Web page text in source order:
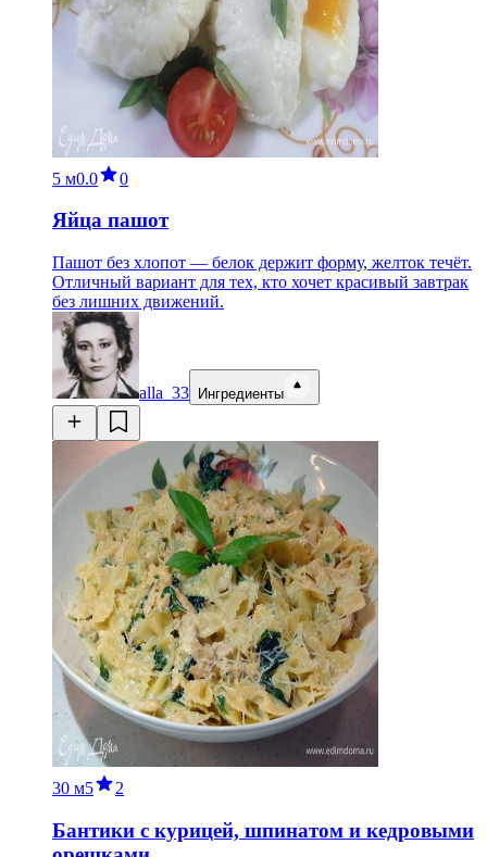
5 м0.0 0
Яйца пашот
Пашот без хлопот — белок держит форму, желток течёт.
Отличный вариант для тех, кто хочет красивый завтрак
без лишних движений.
alla_33 Ингредиенты
30 м5 2
Бантики с курицей, шпинатом и кедровыми